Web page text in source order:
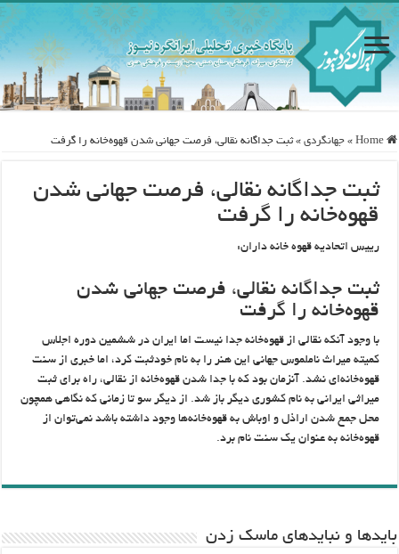
Home
» جهانگردی » ثبت جداگانه نقالی، فرصت جهانی شدن قهوه‌خانه را گرفت
ثبت جداگانه نقالی، فرصت جهانی شدن
قهوه‌خانه را گرفت
رییس اتحادیه قهوه خانه داران:
ثبت جداگانه نقالی، فرصت جهانی شدن
قهوه‌خانه را گرفت
با وجود آنکه نقالی از قهوه‌خانه جدا نیست اما ایران در ششمین دوره اجلاس
کمیته میراث ناملموس جهانی این هنر را به نام خودثبت کرد، اما خبری از سنت
قهوه‌خانه‌ای نشد. آنزمان بود که با جدا شدن قهوه‌خانه از نقالی، راه برای ثبت
میراثی ایرانی به نام کشوری دیگر باز شد. از دیگر سو تا زمانی که نگاهی همچون
محل جمع شدن اراذل و اوباش به قهوه‌خانه‌ها وجود داشته باشد نمی‌توان از
قهوه‌خانه به عنوان یک سنت نام برد.
باید‌ها و نبایدهای ماسک زدن